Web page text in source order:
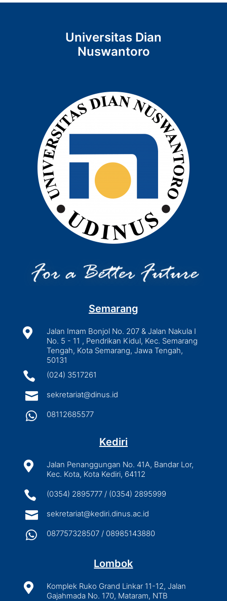
Universitas Dian
Nuswantoro
Semarang

Jalan Imam Bonjol No. 207 & Jalan Nakula I
No. 5 - 11 , Pendrikan Kidul, Kec. Semarang
Tengah, Kota Semarang, Jawa Tengah,
50131
 (024) 3517261
 sekretariat@dinus.id
 08112685577
Kediri

Jalan Penanggungan No. 41A, Bandar Lor,
Kec. Kota, Kota Kediri, 64112
 (0354) 2895777 / (0354) 2895999
 sekretariat@kediri.dinus.ac.id
 087757328507 / 08985143880
Lombok

Komplek Ruko Grand Linkar 11-12, Jalan
Gajahmada No. 170, Mataram, NTB